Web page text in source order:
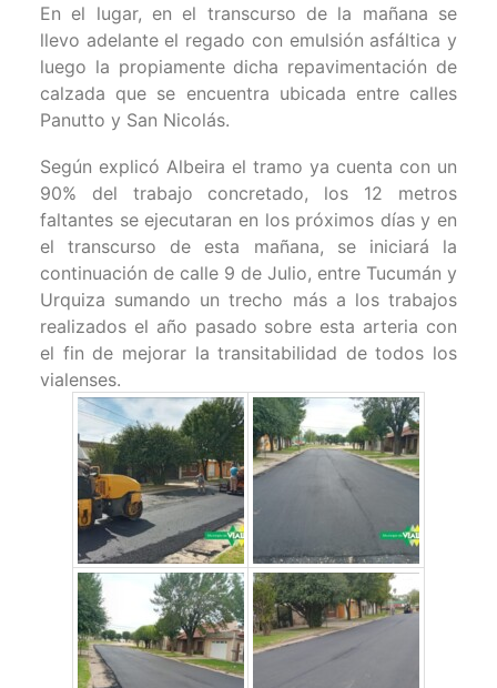
En el lugar, en el transcurso de la mañana se
llevo adelante el regado con emulsión asfáltica y
luego la propiamente dicha repavimentación de
calzada que se encuentra ubicada entre calles
Panutto y San Nicolás.
Según explicó Albeira el tramo ya cuenta con un
90% del trabajo concretado, los 12 metros
faltantes se ejecutaran en los próximos días y en
el transcurso de esta mañana, se iniciará la
continuación de calle 9 de Julio, entre Tucumán y
Urquiza sumando un trecho más a los trabajos
realizados el año pasado sobre esta arteria con
el fin de mejorar la transitabilidad de todos los
vialenses.